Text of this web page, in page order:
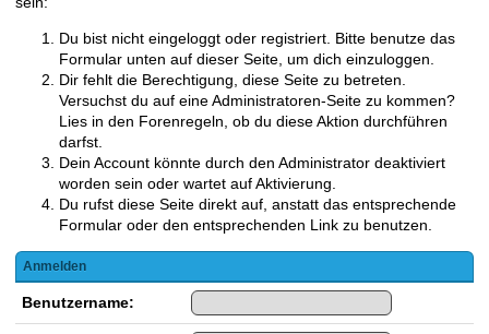
Du bist nicht eingeloggt oder registriert. Bitte benutze das
Formular unten auf dieser Seite, um dich einzuloggen.
Dir fehlt die Berechtigung, diese Seite zu betreten.
Versuchst du auf eine Administratoren-Seite zu kommen?
Lies in den Forenregeln, ob du diese Aktion durchführen
darfst.
Dein Account könnte durch den Administrator deaktiviert
worden sein oder wartet auf Aktivierung.
Du rufst diese Seite direkt auf, anstatt das entsprechende
Formular oder den entsprechenden Link zu benutzen.
Anmelden
Benutzername: